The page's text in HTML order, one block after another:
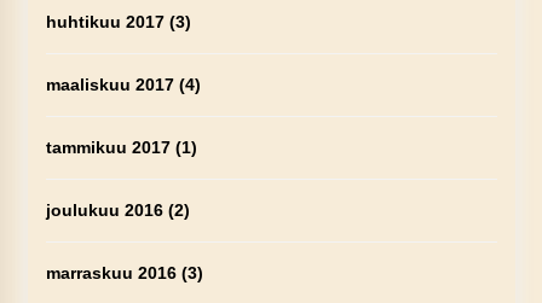
huhtikuu 2017(3)
maaliskuu 2017(4)
tammikuu 2017(1)
joulukuu 2016(2)
marraskuu 2016(3)